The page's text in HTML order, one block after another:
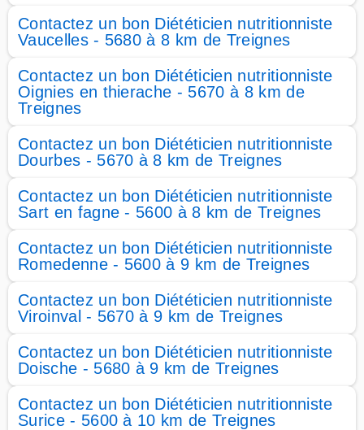
Contactez un bon Diététicien nutritionniste
Vaucelles - 5680 à 8 km de Treignes
Contactez un bon Diététicien nutritionniste
Oignies en thierache - 5670 à 8 km de
Treignes
Contactez un bon Diététicien nutritionniste
Dourbes - 5670 à 8 km de Treignes
Contactez un bon Diététicien nutritionniste
Sart en fagne - 5600 à 8 km de Treignes
Contactez un bon Diététicien nutritionniste
Romedenne - 5600 à 9 km de Treignes
Contactez un bon Diététicien nutritionniste
Viroinval - 5670 à 9 km de Treignes
Contactez un bon Diététicien nutritionniste
Doische - 5680 à 9 km de Treignes
Contactez un bon Diététicien nutritionniste
Surice - 5600 à 10 km de Treignes